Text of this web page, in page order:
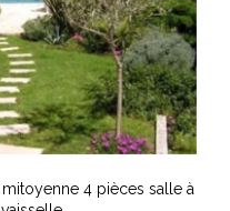
4 pièces salle à